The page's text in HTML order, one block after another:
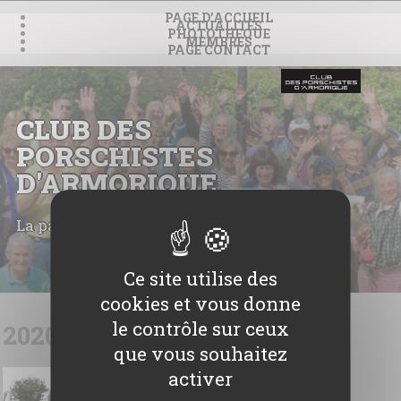
PAGE D’ACCUEIL
ACTUALITÉS
PHOTOTHEQUE
MEMBRES
PAGE CONTACT
CLUB DES
PORSCHISTES
D'ARMORIQUE
La passion partagée
Skip
content
20200920037
Panneau de gestion des cookies
Ce site utilise des
cookies et vous donne
le contrôle sur ceux
que vous souhaitez
activer